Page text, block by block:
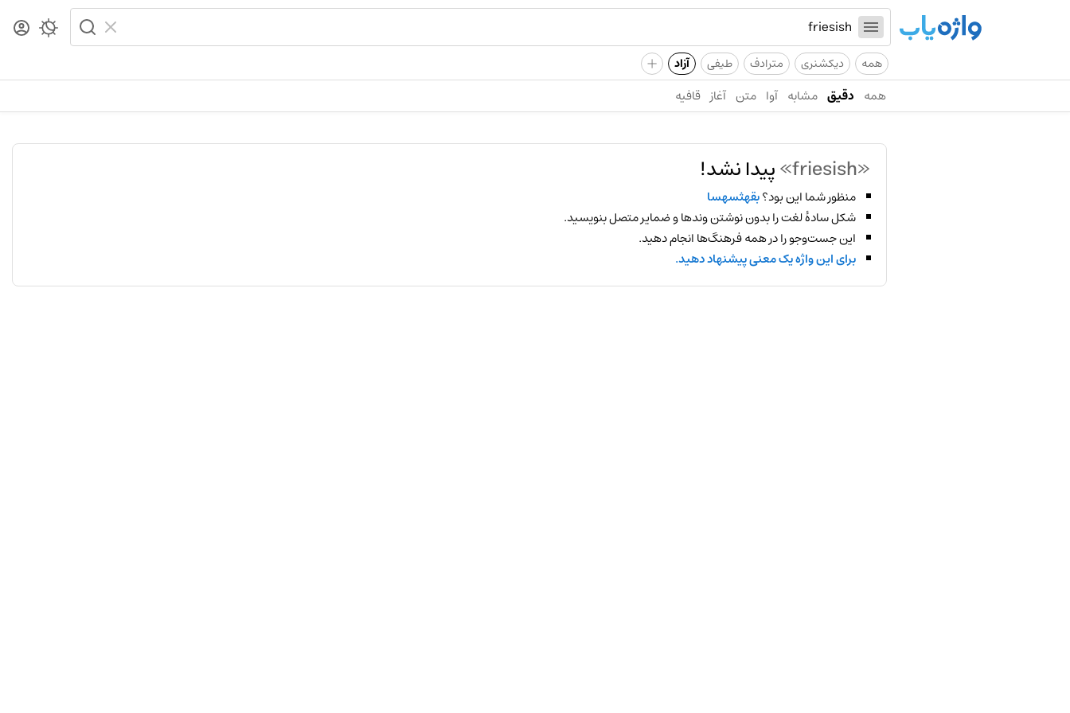
همه دیکشنری مترادف طیفی آزاد +
همه دقیق مشابه آوا متن آغاز قافیه
«friesish» پیدا نشد!
منظور شما این بود؟بقهثسهسا
شکل سادهٔ لغت را بدون نوشتن وندها و ضمایر متصل بنویسید.
این جست‌وجو را در همه فرهنگ‌ها انجام دهید.
برای این واژه یک معنی پیشنهاد دهید.